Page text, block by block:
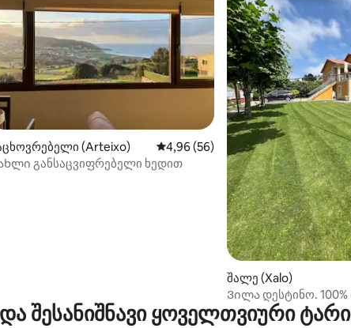
5‑დან 5, 3 მიმოხილვა
(Arteixo) საშუალო შეფასებაა 5‑დან 4,96,
4,96 (56)
განსაცვიფრებელი ხედით
შალე (Xalo)
Ვილა დესტინო. 100%
შესანიშნავი ყოველთვიური